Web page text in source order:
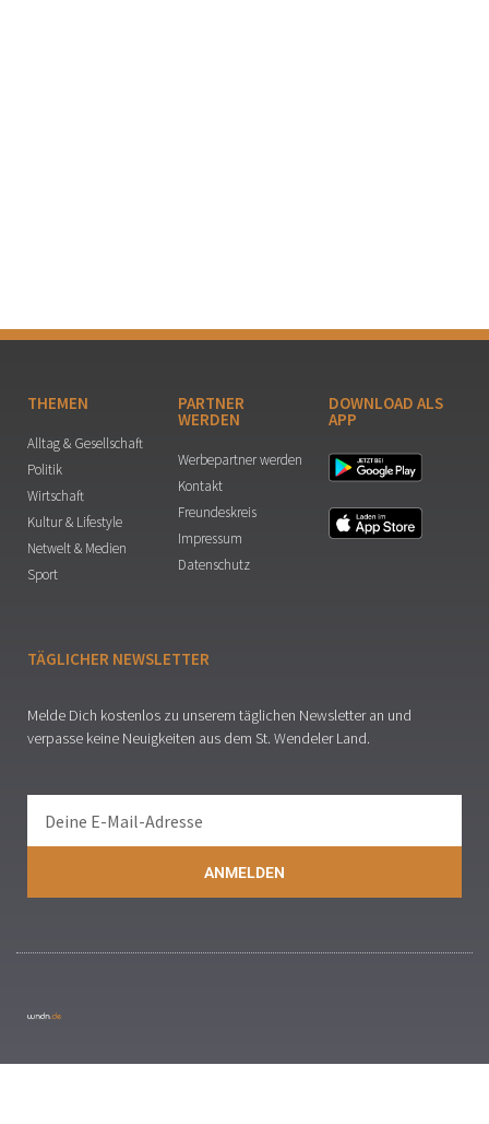
THEMEN
Alltag & Gesellschaft
Politik
Wirtschaft
Kultur & Lifestyle
Netwelt & Medien
Sport
PARTNER
WERDEN
Werbepartner werden
Kontakt
Freundeskreis
Impressum
Datenschutz
DOWNLOAD ALS
APP
TÄGLICHER NEWSLETTER
Melde Dich kostenlos zu unserem täglichen Newsletter an und
verpasse keine Neuigkeiten aus dem St. Wendeler Land.
ANMELDEN